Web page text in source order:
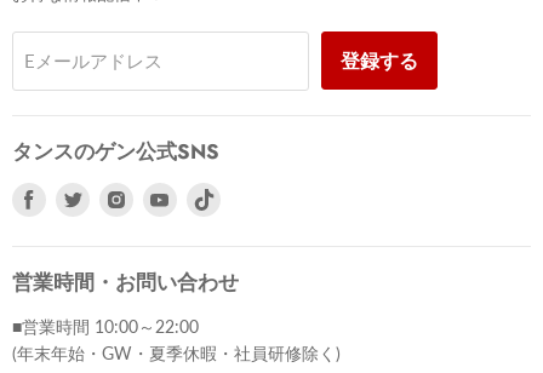
Eメールアドレス 登録する
タンスのゲン公式SNS
Facebook
つ
て
く
Twitter
つ
て
く
Instagram
つ
て
く
Youtube
つ
て
く
営業時間・お問い合わせ
■営業時間 10:00～22:00
(年末年始・GW・夏季休暇・社員研修除く)